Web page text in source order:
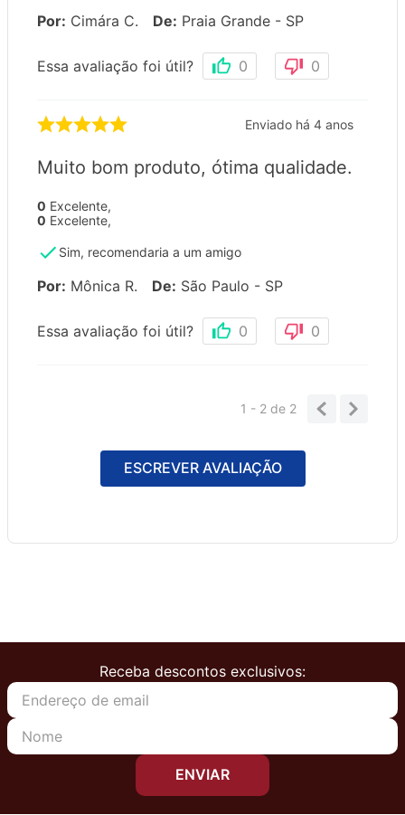
Por: Cimára C. De: Praia Grande - SP
Essa avaliação foi útil? 0 0
Enviado há 4 anos
Muito bom produto, ótima qualidade.
0 Excelente,
0 Excelente,
Sim, recomendaria a um amigo
Por: Mônica R. De: São Paulo - SP
Essa avaliação foi útil? 0 0
1 - 2de 2
ESCREVER AVALIAÇÃO
Receba descontos exclusivos:
ENVIAR